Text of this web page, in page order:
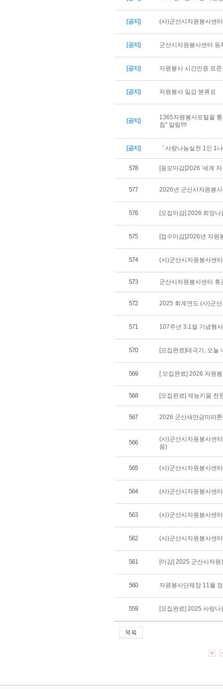
[공지] (사)군산시자원봉사센
[공지] 군산시자원봉사센터 등
[공지] 자원봉사 시간인증 표
[공지] 자원봉사 일감 분류표
[공지]
1365자원봉사포털을
침" 알림!!!!
[공지] 「사랑나눔실천 1인 1
578 [응모마감]2026 '세계
577 2026년 군산시자원봉
576 [모집마감] 2026 희망
575 [접수마감]2026년 자원
574 (사)군산시자원봉사센
573 군산시자원봉사센터 휴
572 2025 회계연도 (사)군
571 107주년 3.1절 기념행
570 [모집완료]태극기, 오늘
569 [ 모집완료] 2026 자원
568 [모집완료] 재능키움 전
567 2026 군산새만금마라
566
(사)군산시자원봉사센
음)
565 (사)군산시자원봉사센
564 (사)군산시자원봉사센
563 (사)군산시자원봉사센
562 (사)군산시자원봉사센
561 [마감] 2025 군산시자
560 자원봉사단체장 11월
559 [모집완료] 2025 사랑